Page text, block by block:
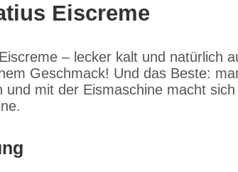
Eiscreme
– lecker kalt und natürlich
Geschmack! Und das Beste:
und mit der Eismaschine macht